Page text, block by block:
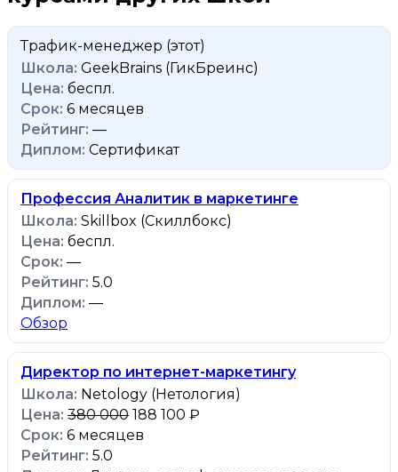
Трафик-менеджер (этот)
GeekBrains (ГикБреинс)
беспл.
6 месяцев
—
Сертификат
Профессия Аналитик в маркетинге
Skillbox (Скиллбокс)
беспл.
—
5.0
—
Обзор
Директор по интернет-маркетингу
Netology (Нетология)
380 000 188 100 ₽
6 месяцев
5.0